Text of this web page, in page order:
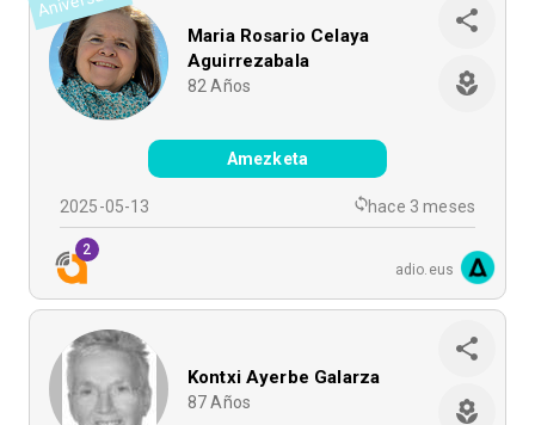
Maria Rosario Celaya
Aguirrezabala
82 Años
Amezketa
2025-05-13 hace 3 meses
2
adio.eus
Kontxi Ayerbe Galarza
87 Años